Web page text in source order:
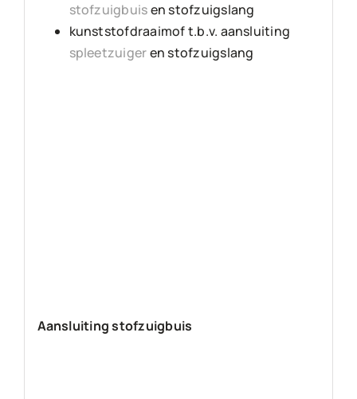
stofzuigbuisen stofzuigslang
kunststofdraaimof t.b.v. aansluiting
spleetzuigeren stofzuigslang
Aansluiting stofzuigbuis